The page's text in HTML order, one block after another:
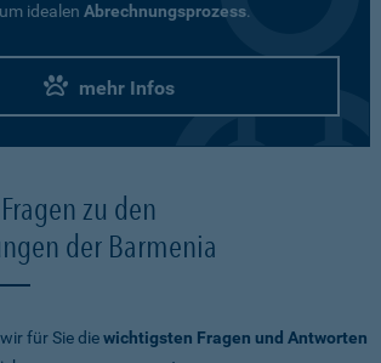
idealen Abrechnungsprozess.
mehr Infos
zu den
der Barmenia
für Sie diewichtigsten Fragen und Antworten